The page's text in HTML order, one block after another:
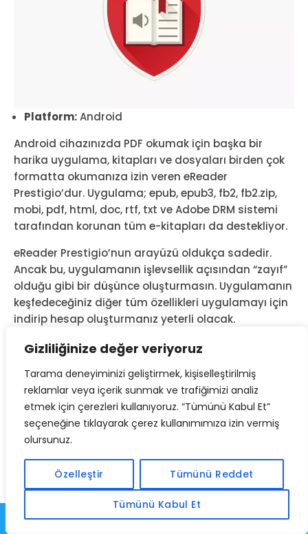
Gizliliğinize değer veriyoruz
Tarama deneyiminizi geliştirmek, kişiselleştirilmiş
reklamlar veya içerik sunmak ve trafiğimizi analiz
etmek için çerezleri kullanıyoruz. “Tümünü Kabul Et”
seçeneğine tıklayarak çerez kullanımımıza izin vermiş
olursunuz.
Özelleştir Tümünü Reddet
Tümünü Kabul Et
Platform:Android
Android cihazınızda PDF okumak için başka bir
harika uygulama, kitapları ve dosyaları birden çok
formatta okumanıza izin veren eReader
Prestigio’dur. Uygulama; epub, epub3, fb2, fb2.zip,
mobi, pdf, html, doc, rtf, txt ve Adobe DRM sistemi
tarafından korunan tüm e-kitapları da destekliyor.
eReader Prestigio’nun arayüzü oldukça sadedir.
Ancak bu, uygulamanın işlevsellik açısından “zayıf”
olduğu gibi bir düşünce oluşturmasın. Uygulamanın
keşfedeceğiniz diğer tüm özellikleri uygulamayı için
indirip hesap oluşturmanız yeterli olacak.
eReader Prestigio’nun ana ekranını açar açmaz
basın. Açılan menüde Dosya seçeneğine dokunun
ardından PDF’lerinizin saklandığı klasörü seçin.
Bulduğunuz dosyayı üzerine dokunarak açın ve
ekranda gördüğünüz talimatları izleyerek
uygulamayı en iyi şekilde deneyimleyin. Uygulamayı
Android cihazınıza yüklemek içinşuradaki
bağlantıya gidebilirsiniz.
Sıkça Sorulan Sorular